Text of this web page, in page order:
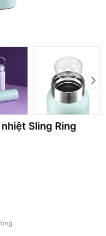
Sling Ring